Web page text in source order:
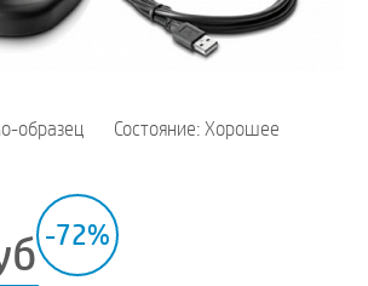
образец Состояние: Хорошее
-72%